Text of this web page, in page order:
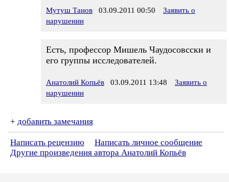
Мутуш Танов 03.09.2011 00:50
Заявить о
нарушении
Есть, профессор Мишель Чаудосовсски и
его группы исследователей.
Анатолий Копьёв 03.09.2011 13:48
Заявить о
нарушении
+ добавить замечания
Написать рецензию
Написать личное сообщение
Другие произведения автора Анатолий Копьёв